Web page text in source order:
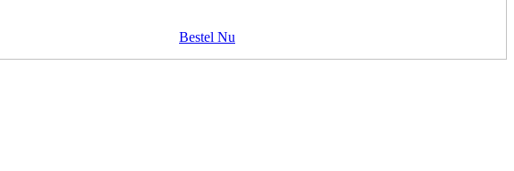
Bestel Nu